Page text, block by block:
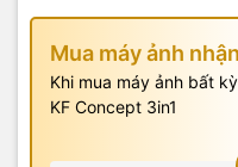
Mua máy ảnh
Khi mua máy ảnh bất
KF Concept 3in1